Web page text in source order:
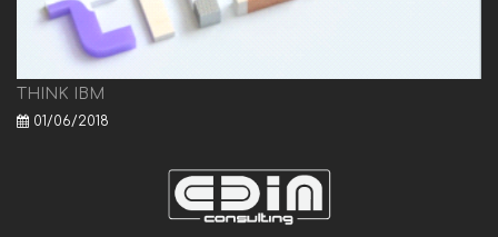
THINK IBM
01/06/2018